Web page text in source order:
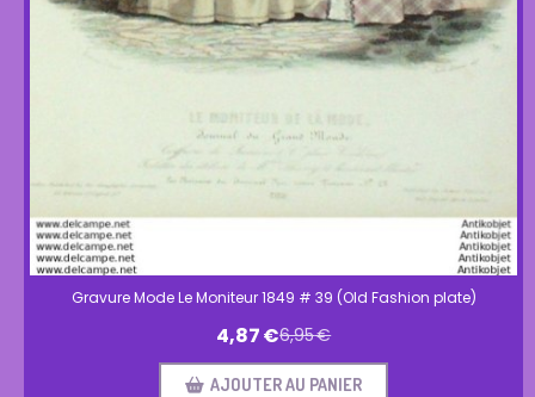
Gravure Mode Le Moniteur 1849 # 39 (Old Fashion plate)
4,87€6,95€
AJOUTER AU PANIER